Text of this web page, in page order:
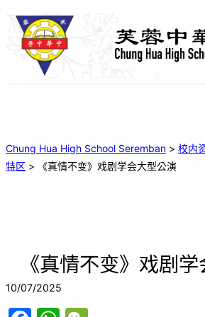
Chung Hua High School Seremban > 校内
特区 > 《真情不变》戏剧学会大型公演
《真情不变》戏剧
10/07/2025